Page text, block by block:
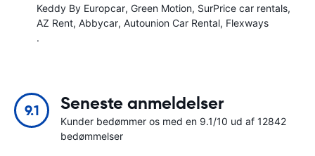
Keddy By Europcar Green Motion SurPrice car rentals
AZ Rent Abbycar Autounion Car Rental Flexways
.
9.1 Seneste anmeldelser
Kunder bedømmer os med en 9.1/10 ud af 12842
bedømmelser